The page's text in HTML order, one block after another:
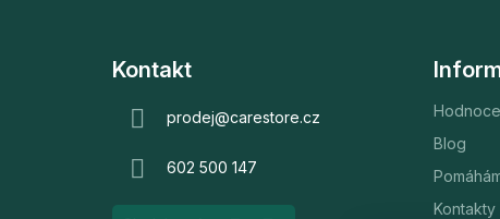
Kontakt
prodej@carestore.cz
602 500 147
Blog
Kontakty